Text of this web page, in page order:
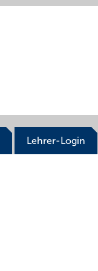
Lehrer-Login